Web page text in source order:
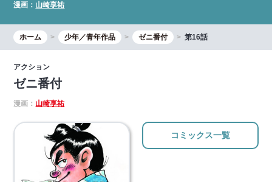
漫画： 山崎享祐
ホーム 少年／青年作品 ゼニ番付 第16話
アクション
ゼニ番付
漫画： 山崎享祐
コミックス一覧